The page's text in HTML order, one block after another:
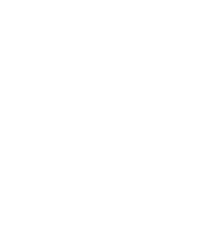
és igyekeznek
a praxis online
hogy